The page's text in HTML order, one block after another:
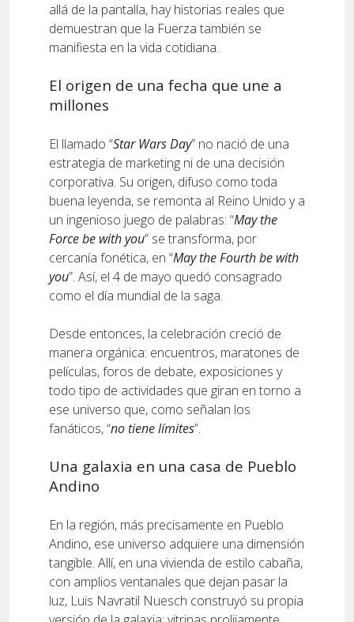
allá de la pantalla, hay historias reales que
demuestran que la Fuerza también se
manifiesta en la vida cotidiana.
El origen de una fecha que une a
millones
El llamado “Star Wars Day” no nació de una
estrategia de marketing ni de una decisión
corporativa. Su origen, difuso como toda
buena leyenda, se remonta al Reino Unido y a
un ingenioso juego de palabras: “May the
Force be with you” se transforma, por
cercanía fonética, en “May the Fourth be with
you”. Así, el 4 de mayo quedó consagrado
como el día mundial de la saga.
Desde entonces, la celebración creció de
manera orgánica: encuentros, maratones de
películas, foros de debate, exposiciones y
todo tipo de actividades que giran en torno a
ese universo que, como señalan los
fanáticos, “no tiene límites”.
Una galaxia en una casa de Pueblo
Andino
En la región, más precisamente en Pueblo
Andino, ese universo adquiere una dimensión
tangible. Allí, en una vivienda de estilo cabaña,
con amplios ventanales que dejan pasar la
luz, Luis Navratil Nuesch construyó su propia